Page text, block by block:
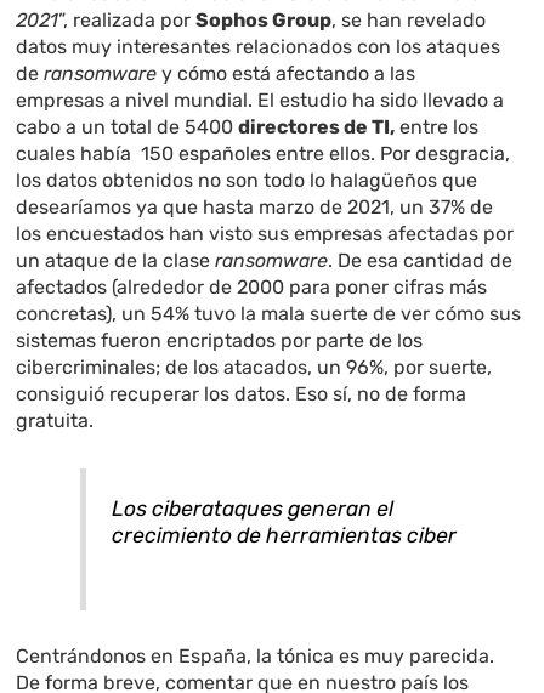
2021”, realizada porSophos Group, se han revelado
datos muy interesantes relacionados con los ataques
deransomware y cómo está afectando a las
empresas a nivel mundial. El estudio ha sido llevado a
cabo a un total de 5400directores de TI, entre los
cuales había 150 españoles entre ellos. Por desgracia,
los datos obtenidos no son todo lo halagüeños que
desearíamos ya que hasta marzo de 2021, un 37% de
los encuestados han visto sus empresas afectadas por
un ataque de la claseransomware. De esa cantidad de
afectados (alrededor de 2000 para poner cifras más
concretas), un 54% tuvo la mala suerte de ver cómo sus
sistemas fueron encriptados por parte de los
cibercriminales; de los atacados, un 96%, por suerte,
consiguió recuperar los datos. Eso sí, no de forma
gratuita.
Los ciberataques generan el
crecimiento de herramientas ciber
Centrándonos en España, la tónica es muy parecida.
De forma breve, comentar que en nuestro país los